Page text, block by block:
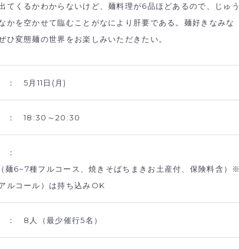
てくるかわからないけど、麺料理が6品ほどあるので、じゅう
かを空かせて臨むことがなにより肝要である。麺好きなみな
ひ変態麺の世界をお楽しみいただきたい。
：5月11日(月)
：18:30～20:30
：
6~7種フルコース、焼きそばちまきお土産付、保険料含）※
ルコール）は持ち込みOK
： 8人（最少催行5名）